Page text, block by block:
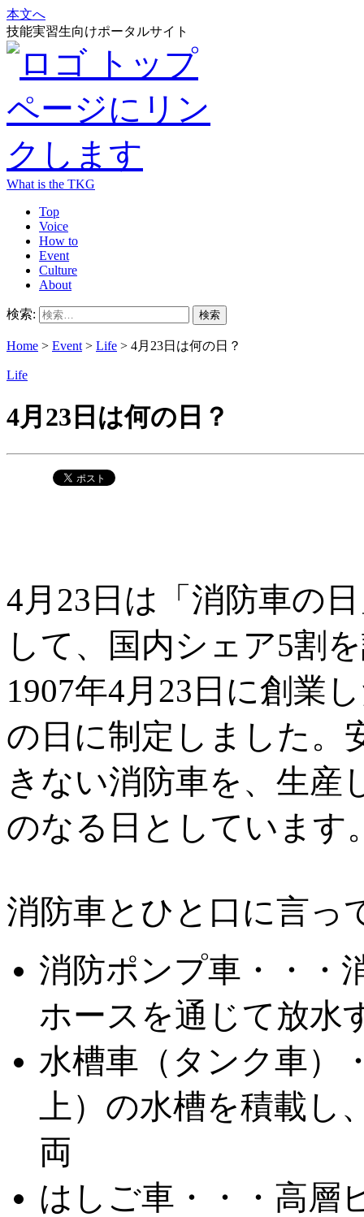
本文へ
技能実習生向けポータルサイト
What is the TKG
Top
Voice
How to
Event
Culture
About
検索:
Home > Event > Life > 4月23日は何の日？
Life
4月23日は何の日？
4月23日は「消防車の
して、国内シェア5割
1907年4月23日に創業
の日に制定しました。
きない消防車を、生産
のなる日としています
消防車とひと口に言っ
消防ポンプ車・・・
ホースを通じて放水
水槽車（タンク車）
上）の水槽を積載
両
はしご車・・・高層